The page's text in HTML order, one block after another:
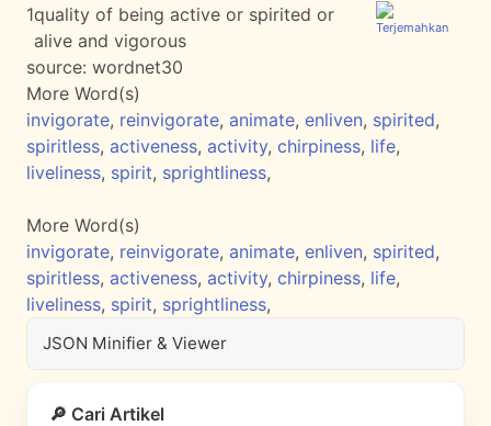
1quality of being active or spirited or
alive and vigorous
source: wordnet30
More Word(s)
invigorate, reinvigorate, animate, enliven, spirited,
spiritless, activeness, activity, chirpiness, life,
liveliness, spirit, sprightliness,
More Word(s)
invigorate, reinvigorate, animate, enliven, spirited,
spiritless, activeness, activity, chirpiness, life,
liveliness, spirit, sprightliness,
JSON Minifier & Viewer
🔎 Cari Artikel